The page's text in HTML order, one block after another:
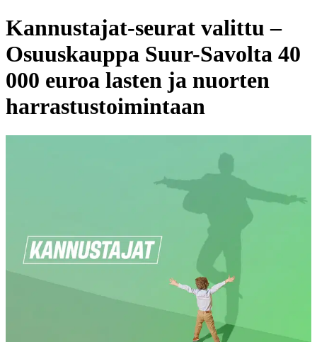
Kannustajat-seurat valittu –
Osuuskauppa Suur-Savolta 40
000 euroa lasten ja nuorten
harrastustoimintaan